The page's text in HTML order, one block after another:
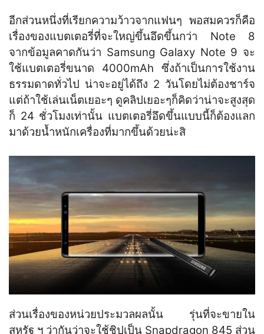
อีกส่วนหนึ่งที่เรียกความว้าวจากแฟนๆ พอสมควรก็คือ
เรื่องของแบตเตอรี่ที่จะใหญ่ขึ้นอึดขึ้นกว่า Note 8
จากข้อมูลคาดกันว่า Samsung Galaxy Note 9 จะ
ใช้แบตเตอรี่ขนาด 4000mAh ซึ่งถ้าเป็นการใช้งาน
ธรรมดาดทั่วไป น่าจะอยู่ได้ถึง 2 วันโดยไม่ต้องชาร์จ
แต่ถ้าใช้เล่นเน็ตเยอะๆ ดูคลิปเยอะๆก็คิดว่าน่าจะสูงสุด
ก็ 24 ชั่วโมงเท่านั้น แบตเตอรี่อึดขึ้นแบบนี้ก็ต้องแลก
มาด้วยน้ำหนักเครื่องที่มากขึ้นด้วยน่ะสิ
ส่วนเรื่องของหน่วยประมวลผลนั้น รุ่นที่จะขายใน
สหรัฐ ฯ ว่ากันว่าจะใช้ชิปเป็น Snapdragon 845 ส่วน